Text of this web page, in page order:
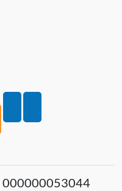
000000053044